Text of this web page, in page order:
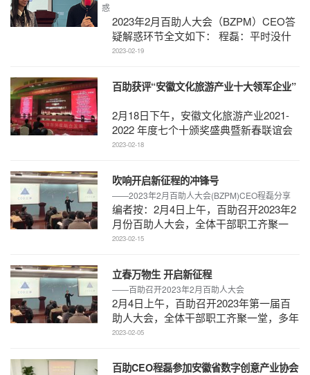
惑
2023年2月百助人大会（BZPM）CEO答
疑解惑环节全文如下： 程磊：平时没什
么太多机会跟大家见面接触。我前面的分
2023-02-19
百助获评“安徽文化旅游产业十大领军企业”
2月18日下午，安徽文化旅游产业2021-
2022 年度七个十颁奖盛典暨新春联谊会
在合肥召开。省政协副主席李修松，省健
2023-02-18
吹响开启新征程的冲锋号
——2023年2月百助人大会(BZPM)CEO程磊分享
编者按：2月4日上午，百助召开2023年2
月份百助人大会，全体干部职工齐聚一
堂，几年来的疫情阴霾在会堂里洋溢的欢
2023-02-15
立春万物生 开启新征程
——百助召开2023年2月百助人大会
2月4日上午，百助召开2023年第一届百
助人大会，全体干部职工齐聚一堂，多年
来的疫情阴霾在会堂里洋溢的欢声笑语中
2023-02-05
百助CEO程磊参加安徽省数字创意产业协会